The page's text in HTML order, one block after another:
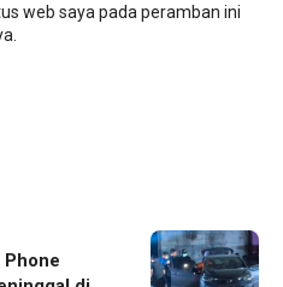
web saya pada peramban ini
Phone